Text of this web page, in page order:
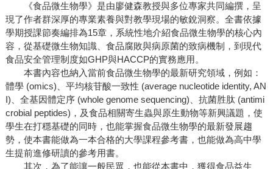
《食品微生物學》是由廖健森教授與多位專家共同編撰，呈
現了作者群深厚的專業素養與對教學現場的敏銳洞察。全書依據
學期授課節奏編排為15章，系統性地介紹食品微生物學的核心內
容，從基礎微生物知識、食品腐敗與病原菌的致病機制，到現代
食品安全管理制度如GHP與HACCP的實務應用。
本書內容也納入當前食品微生物學的最新研究領域，例如：
體學 (omics)、平均核苷酸一致性 (average nucleotide identity, AN
I)、全基因體定序 (whole genome sequencing)、抗菌胜肽 (antimi
crobial peptides)，及食品相關寄生蟲與原生動物等新興議題，使
學生在打穩基礎的同時，也能掌握食品微生物學的最新發展趨
勢，使本書能做為一本合格的大學課程參考書，也能做為高中學
生提前進修研讀的參考用書。
其次，為了能讓一般民眾，也能從本書中，獲得食品益生